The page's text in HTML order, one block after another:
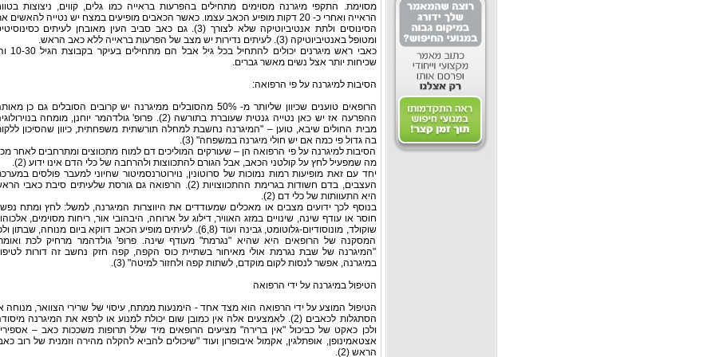
מסוימת. התקפי מיגרנה מסוימים מתחילים בהפרעות בראייה כמו גלים, קווים, ניצוצות
הראייה ואחרי כ- 20 דקות מופיע הכאב עצמו. כאשר הכאבים מופיעים במצח יש נטייה להאשים
הסינוסים ולתת אנטיביוטיקה שלא לצורך (3). גם כאב סביב העין מאובחן לעיתים
ומטופל באנטיביוטיקה (3). לעיתים נדירות יש מצב של הפרעות בראייה ללא כאב הראש.
כאבי ראש מיגרנים יכולים להתחיל בכל
שכיחות יותר אצל נשים מאשר גברים.
הסיבות למיגרנה על פי הרפואה:
הרופאים טוענים שכיוון שליותר מ- 50% מהסובלים ממיגרנה יש קרובים הסובלים גם כן
ההפרעה אז יש כאן נטייה גנטית שעוברת בתורשה (2). פרופ' גולדהמר יוחנן, מומחה
מבית החולים שיבא, טוען – "המיגרנה נחשבת למחלה תורשתית משפחתית, כיוון שהסיכון
בה גדול פי כמה אם יש חולי מיגרנה במשפחה" (3).
הסיבות למיגרנה על פי הרפואה הן – שעורקים המוליכים דם למוח מתכווצים ומתרחבים לאחר
מה שמפעיל לחץ על קולטני הכאב, אבל הגורם להתכווצות ולהרחבה של כלי הדם אינו ידוע (2).
יחד עם זאת מופיעות רמות נמוכות של סרוטונין, נוירוטרנסמיטור שחיוני למעבר פולסים
העצבים, בדם חשודות בגרימת ההתכווצויות (2). הרפואה גם גורסת שלעיתים סיבת כאבי
היא התעוותות של כלי דם (2).
בנוסף לכך ידועים מצבים או מאכלים שמעודדים את היווצרות המיגרנה, למשל: לחץ ומתח
חוסר או עודף שינה, שינויים במזג האוויר, דילוג על ארוחה, היבהובי אור, ריחות מסוימים,
שוקולד, מונוסודיום-גלוטומט, גבינה ועוד (6,8). לעיתים מופיע הכאב דווקא ביום מנוחה, שבתון
המסקנה של הרופאים היא שהיא "נגרמת" מעודף שינה. פרופ' גולדהמר מרחיק לכת
"המיגרנה של שבת נגרמת אולי מאיחור בשתיית כוס הקפה, קפה חזק נחשב זה דורות
במיגרנה, אפשר לנסות לקום מוקדם, לשתות קפה ולחזור למיטה" (3).
הטיפול במיגרנה על ידי הרפואה
הטיפול המוצע על ידי הרפואה הוא מצד אחד - הימנעות ממתח, עיסוי של שרירי הצוואר, מנוחה
הסתגלות לכאבים (2). לאמצעים אלה אין כמובן שום יכולת למנוע או לרפא את המיגרנה
ולכן כאקט של כביכול "אין ברירה" מציעים הרופאים מיד שלל תרופות משככות כאב –
אצטאמינופן, אופתלגין, אקמול איבופרון ועוד "שיכולים להביא להקלה מהירה וזמנית של רוב
הראש (2).